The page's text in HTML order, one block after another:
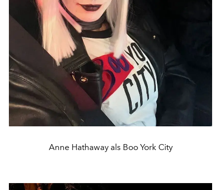
Anne Hathaway als Boo York City